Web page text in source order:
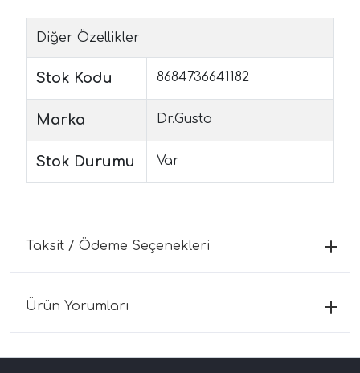
Diğer Özellikler
Stok Kodu 8684736641182
Marka Dr.Gusto
Stok Durumu Var
Taksit / Ödeme Seçenekleri
Ürün Yorumları